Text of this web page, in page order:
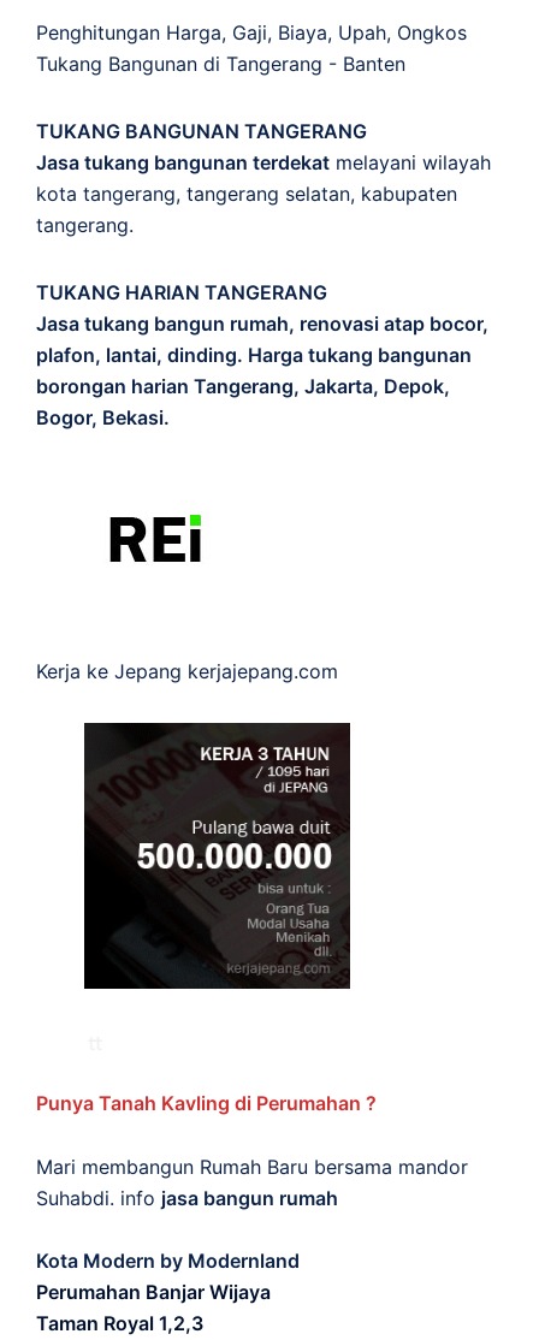
Penghitungan Harga, Gaji, Biaya, Upah, Ongkos
Tukang Bangunan di Tangerang - Banten
TUKANG BANGUNAN TANGERANG
Jasa tukang bangunan terdekat melayani wilayah
kota tangerang, tangerang selatan, kabupaten
tangerang.
TUKANG HARIAN TANGERANG
Jasa tukang bangun rumah, renovasi atap bocor,
plafon, lantai, dinding. Harga tukang bangunan
borongan harian Tangerang, Jakarta, Depok,
Bogor, Bekasi.
Kerja ke Jepang kerjajepang.com
Punya Tanah Kavling di Perumahan ?
Mari membangun Rumah Baru bersama mandor
Suhabdi. info jasa bangun rumah
Kota Modern by Modernland
Perumahan Banjar Wijaya
Taman Royal 1,2,3